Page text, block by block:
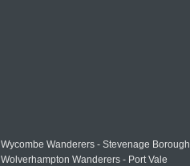
Wycombe Wanderers - Stevenage Borough
Wolverhampton Wanderers - Port Vale